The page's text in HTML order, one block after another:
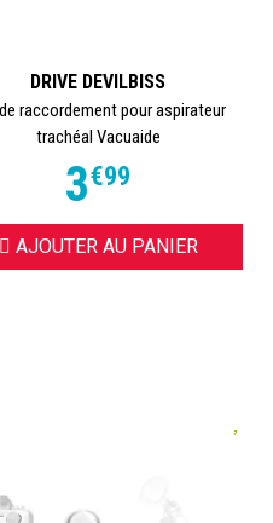
DRIVE DEVILBISS
raccordement pour aspirateur
trachéal Vacuaide
3€99
AJOUTER AU PANIER